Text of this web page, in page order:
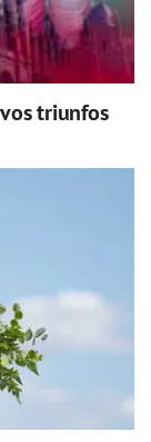
triunfos